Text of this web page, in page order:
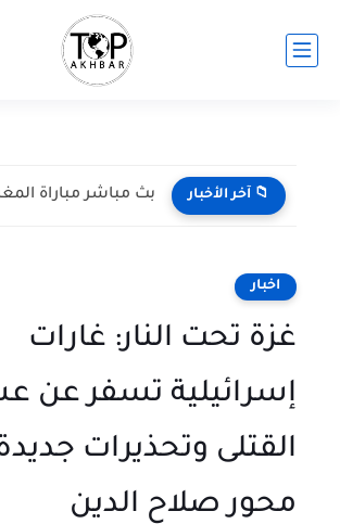
📁 آخر الأخبار
اخبار
غزة تحت النار: غارات
إسرائيلية تسفر عن
القتلى وتحذيرات
محور صلاح الدين